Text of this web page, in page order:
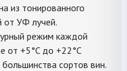
из тонированного
от УФ лучей.
режим каждой
от +5°C до +22°C
сортов вин.